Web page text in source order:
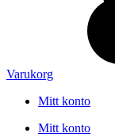
Varukorg
Mitt konto
Mitt konto